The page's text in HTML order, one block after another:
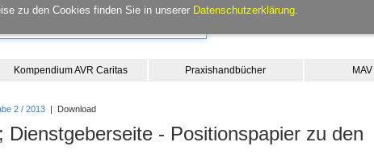
zu den Cookies finden Sie in unserer Datenschutzerklärung.
Kompendium AVR Caritas Praxishandbücher
2 / 2013 | Download
- Positionspapier zu den